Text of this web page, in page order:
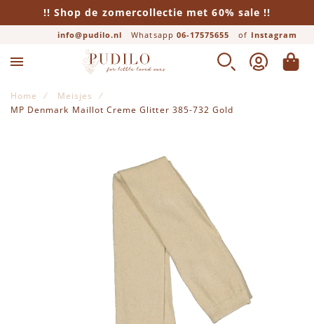
!! Shop de zomercollectie met 60% sale !!
info@pudilo.nl Whatsapp 06-17575655 of Instagram
ZOEK ACCOUNT
Home
Meisjes
MP Denmark Maillot Creme Glitter 385-732 Gold
Ga naar het einde van de afbeeldingen-gallerij